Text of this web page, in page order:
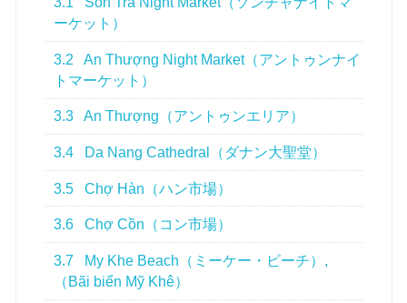
ーケット）
3.2
An Thượng Night Market（アントゥンナイ
トマーケット）
3.3 An Thượng（アントゥンエリア）
3.4 Da Nang Cathedral（ダナン大聖堂）
3.5 Chợ Hàn（ハン市場）
3.6 Chợ Cồn（コン市場）
3.7
My Khe Beach（ミーケー・ビーチ）,
（Bãi biển Mỹ Khê）